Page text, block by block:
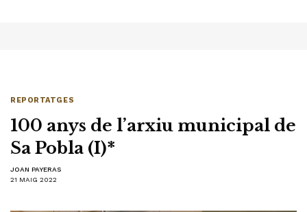
REPORTATGES
100 anys de l’arxiu municipal de
Sa Pobla (I)*
JOAN PAYERAS
21 MAIG 2022